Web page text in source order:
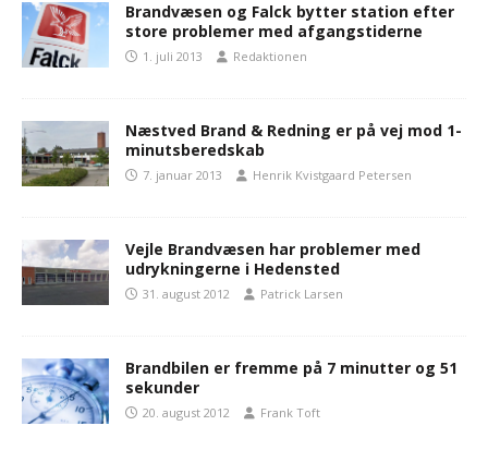
Brandvæsen og Falck bytter station efter
store problemer med afgangstiderne
1. juli 2013 Redaktionen
Næstved Brand & Redning er på vej mod 1-
minutsberedskab
7. januar 2013 Henrik Kvistgaard Petersen
Vejle Brandvæsen har problemer med
udrykningerne i Hedensted
31. august 2012 Patrick Larsen
Brandbilen er fremme på 7 minutter og 51
sekunder
20. august 2012 Frank Toft